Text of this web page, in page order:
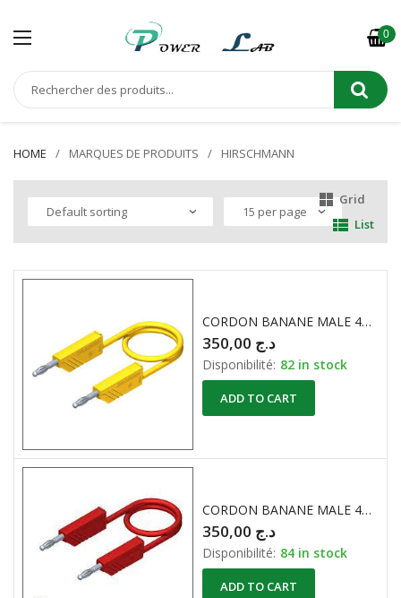
0
HOME MARQUES DE PRODUITS HIRSCHMANN
Grid
List
CORDON BANANE MALE 4mm 30CM JAUNE HIRSCHMANN
د.ج
Disponibilité: 82 in stock
ADD TO CART
CORDON BANANE MALE 4mm 30CM ROUGE HIRSCHMANN
د.ج
Disponibilité: 84 in stock
ADD TO CART